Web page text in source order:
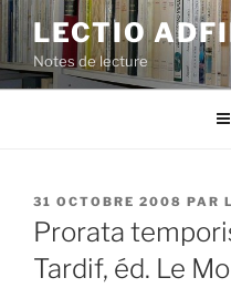
Aller
au
contenu
principal
LECTIO
Notes de lecture
PUBLIÉ
LE
31 OCTOBRE 2008 PAR
Prorata
Tardif, éd. Le